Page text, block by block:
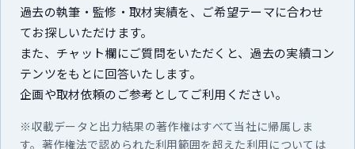
過去の執筆・監修・取材実績を、ご希望テーマに合わせ
てお探しいただけます。
また、チャット欄にご質問をいただくと、過去の実績コン
テンツをもとに回答いたします。
企画や取材依頼のご参考としてご利用ください。
※収載データと出力結果の著作権はすべて当社に帰属しま
す。著作権法で認められた利用範囲を超えた利用については